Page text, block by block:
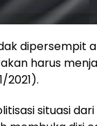
dipersempit
harus
2021).
situasi